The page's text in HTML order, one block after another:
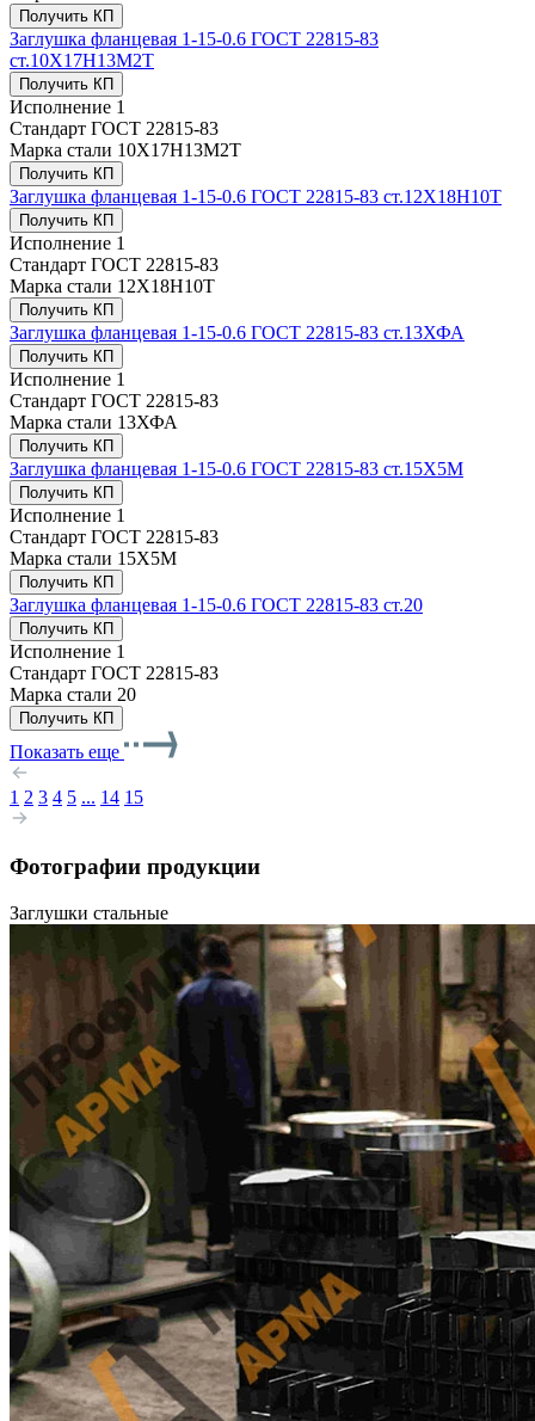
Получить КП
Заглушка фланцевая 1-15-0.6 ГОСТ 22815-83
ст.10Х17Н13М2Т
Получить КП
Исполнение 1
Стандарт ГОСТ 22815-83
Марка стали 10Х17Н13М2Т
Получить КП
Заглушка фланцевая 1-15-0.6 ГОСТ 22815-83 ст.12Х18Н10Т
Получить КП
Исполнение 1
Стандарт ГОСТ 22815-83
Марка стали 12Х18Н10Т
Получить КП
Заглушка фланцевая 1-15-0.6 ГОСТ 22815-83 ст.13ХФА
Получить КП
Исполнение 1
Стандарт ГОСТ 22815-83
Марка стали 13ХФА
Получить КП
Заглушка фланцевая 1-15-0.6 ГОСТ 22815-83 ст.15Х5М
Получить КП
Исполнение 1
Стандарт ГОСТ 22815-83
Марка стали 15Х5М
Получить КП
Заглушка фланцевая 1-15-0.6 ГОСТ 22815-83 ст.20
Получить КП
Исполнение 1
Стандарт ГОСТ 22815-83
Марка стали 20
Получить КП
Показать еще
1 2 3 4 5 ... 14 15
Фотографии продукции
Заглушки стальные